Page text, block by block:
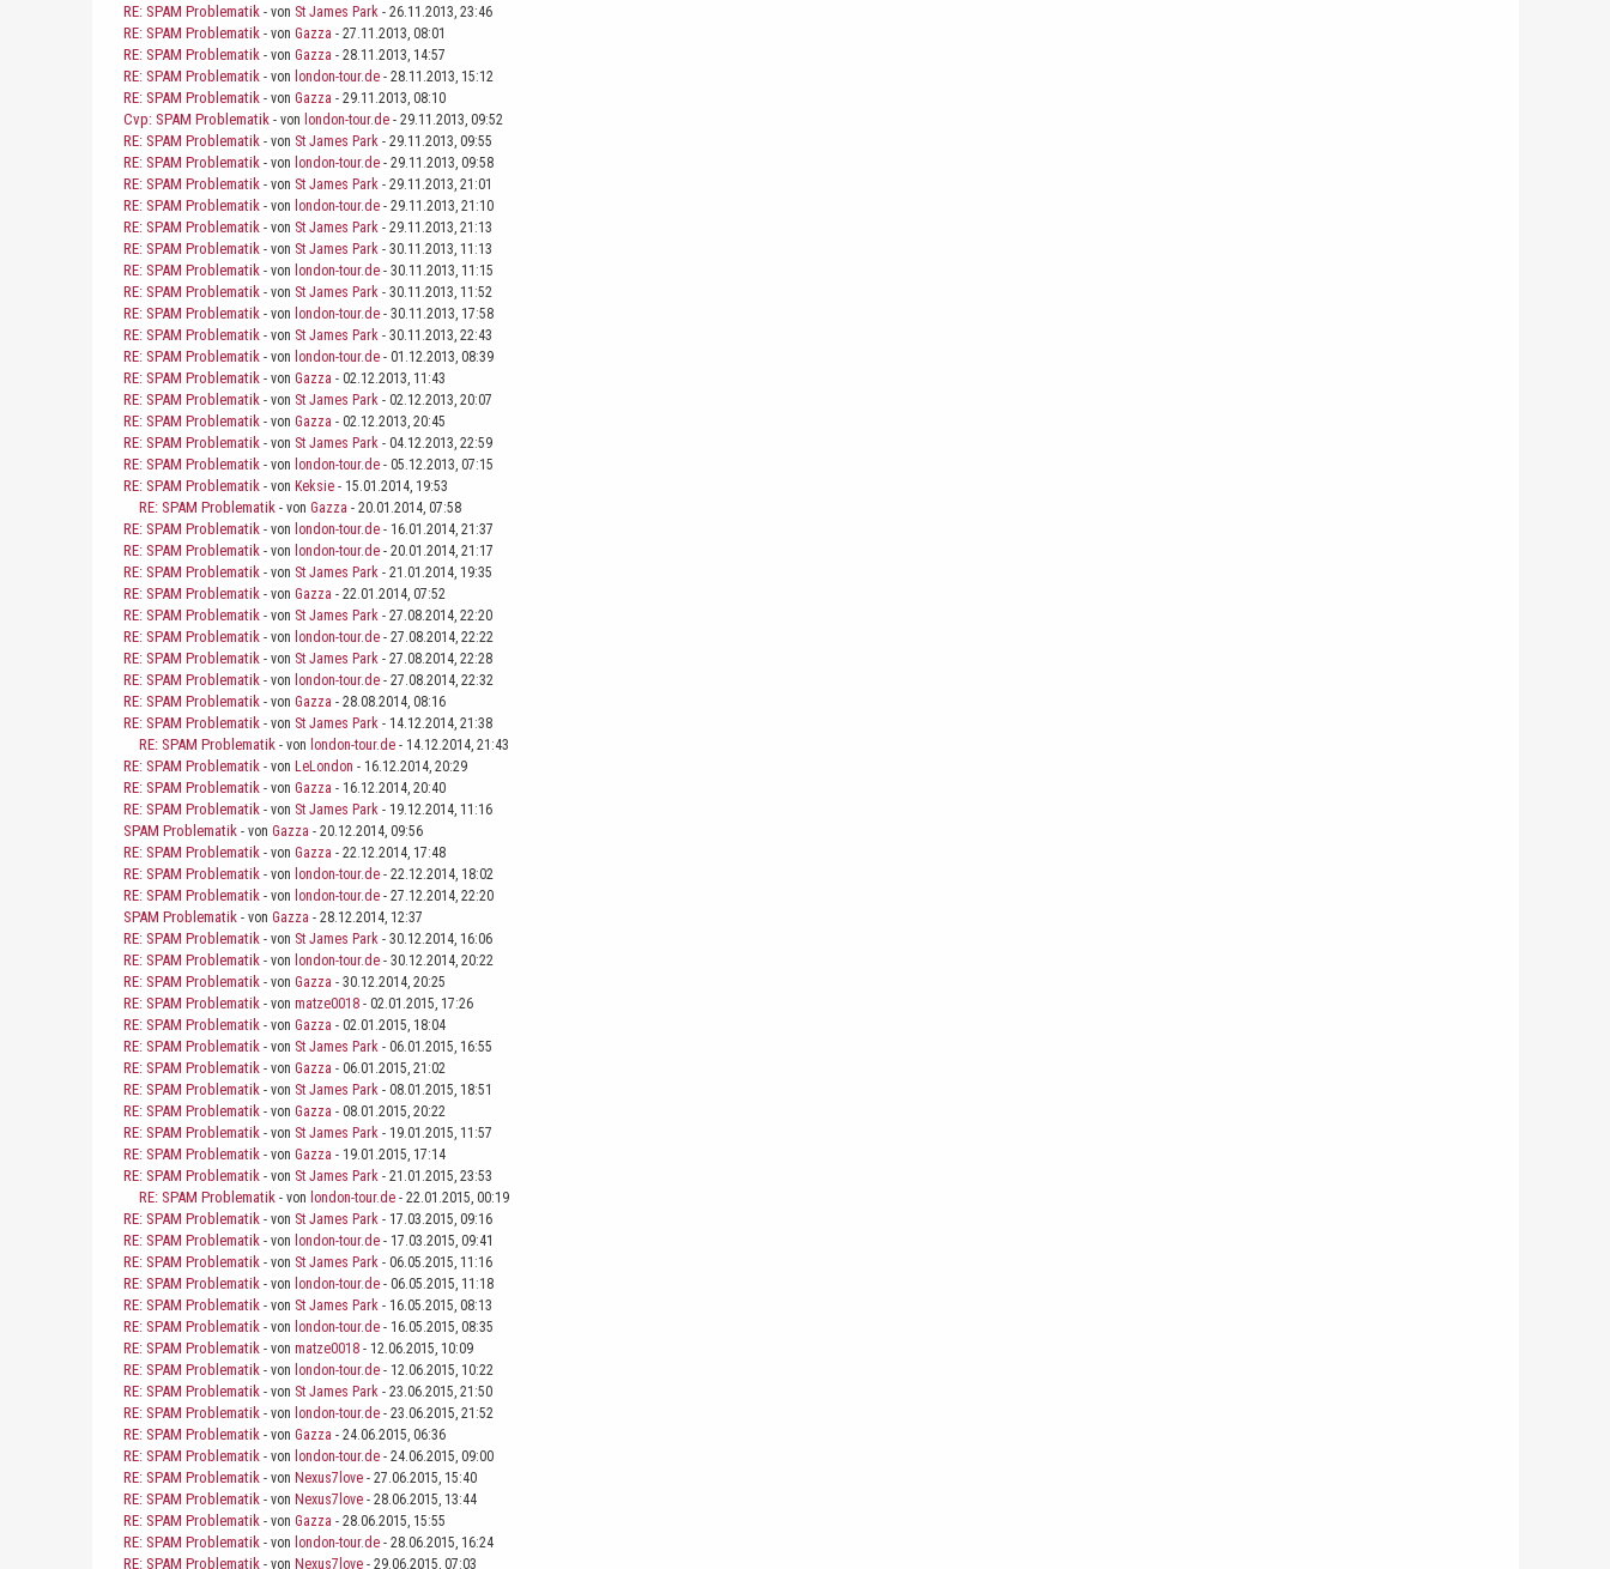
RE: SPAM Problematik - von St James Park- 26.11.2013, 23:46
RE: SPAM Problematik - von Gazza - 27.11.2013, 08:01
RE: SPAM Problematik - von Gazza - 28.11.2013, 14:57
RE: SPAM Problematik - von london-tour.de- 28.11.2013, 15:12
RE: SPAM Problematik - von Gazza - 29.11.2013, 08:10
Cvp: SPAM Problematik - von london-tour.de- 29.11.2013, 09:52
RE: SPAM Problematik - von St James Park- 29.11.2013, 09:55
RE: SPAM Problematik - von london-tour.de- 29.11.2013, 09:58
RE: SPAM Problematik - von St James Park- 29.11.2013, 21:01
RE: SPAM Problematik - von london-tour.de- 29.11.2013, 21:10
RE: SPAM Problematik - von St James Park- 29.11.2013, 21:13
RE: SPAM Problematik - von St James Park- 30.11.2013, 11:13
RE: SPAM Problematik - von london-tour.de- 30.11.2013, 11:15
RE: SPAM Problematik - von St James Park- 30.11.2013, 11:52
RE: SPAM Problematik - von london-tour.de- 30.11.2013, 17:58
RE: SPAM Problematik - von St James Park- 30.11.2013, 22:43
RE: SPAM Problematik - von london-tour.de- 01.12.2013, 08:39
RE: SPAM Problematik - von Gazza - 02.12.2013, 11:43
RE: SPAM Problematik - von St James Park- 02.12.2013, 20:07
RE: SPAM Problematik - von Gazza - 02.12.2013, 20:45
RE: SPAM Problematik - von St James Park- 04.12.2013, 22:59
RE: SPAM Problematik - von london-tour.de- 05.12.2013, 07:15
RE: SPAM Problematik - von Keksie- 15.01.2014, 19:53
RE: SPAM Problematik - von Gazza - 20.01.2014, 07:58
RE: SPAM Problematik - von london-tour.de- 16.01.2014, 21:37
RE: SPAM Problematik - von london-tour.de- 20.01.2014, 21:17
RE: SPAM Problematik - von St James Park- 21.01.2014, 19:35
RE: SPAM Problematik - von Gazza - 22.01.2014, 07:52
RE: SPAM Problematik - von St James Park- 27.08.2014, 22:20
RE: SPAM Problematik - von london-tour.de- 27.08.2014, 22:22
RE: SPAM Problematik - von St James Park- 27.08.2014, 22:28
RE: SPAM Problematik - von london-tour.de- 27.08.2014, 22:32
RE: SPAM Problematik - von Gazza - 28.08.2014, 08:16
RE: SPAM Problematik - von St James Park- 14.12.2014, 21:38
RE: SPAM Problematik - von london-tour.de- 14.12.2014, 21:43
RE: SPAM Problematik - von LeLondon - 16.12.2014, 20:29
RE: SPAM Problematik - von Gazza - 16.12.2014, 20:40
RE: SPAM Problematik - von St James Park- 19.12.2014, 11:16
SPAM Problematik - von Gazza - 20.12.2014, 09:56
RE: SPAM Problematik - von Gazza - 22.12.2014, 17:48
RE: SPAM Problematik - von london-tour.de- 22.12.2014, 18:02
RE: SPAM Problematik - von london-tour.de- 27.12.2014, 22:20
SPAM Problematik - von Gazza - 28.12.2014, 12:37
RE: SPAM Problematik - von St James Park- 30.12.2014, 16:06
RE: SPAM Problematik - von london-tour.de- 30.12.2014, 20:22
RE: SPAM Problematik - von Gazza - 30.12.2014, 20:25
RE: SPAM Problematik - von matze0018- 02.01.2015, 17:26
RE: SPAM Problematik - von Gazza - 02.01.2015, 18:04
RE: SPAM Problematik - von St James Park- 06.01.2015, 16:55
RE: SPAM Problematik - von Gazza - 06.01.2015, 21:02
RE: SPAM Problematik - von St James Park- 08.01.2015, 18:51
RE: SPAM Problematik - von Gazza - 08.01.2015, 20:22
RE: SPAM Problematik - von St James Park- 19.01.2015, 11:57
RE: SPAM Problematik - von Gazza - 19.01.2015, 17:14
RE: SPAM Problematik - von St James Park- 21.01.2015, 23:53
RE: SPAM Problematik - von london-tour.de- 22.01.2015, 00:19
RE: SPAM Problematik - von St James Park- 17.03.2015, 09:16
RE: SPAM Problematik - von london-tour.de- 17.03.2015, 09:41
RE: SPAM Problematik - von St James Park- 06.05.2015, 11:16
RE: SPAM Problematik - von london-tour.de- 06.05.2015, 11:18
RE: SPAM Problematik - von St James Park- 16.05.2015, 08:13
RE: SPAM Problematik - von london-tour.de- 16.05.2015, 08:35
RE: SPAM Problematik - von matze0018- 12.06.2015, 10:09
RE: SPAM Problematik - von london-tour.de- 12.06.2015, 10:22
RE: SPAM Problematik - von St James Park- 23.06.2015, 21:50
RE: SPAM Problematik - von london-tour.de- 23.06.2015, 21:52
RE: SPAM Problematik - von Gazza - 24.06.2015, 06:36
RE: SPAM Problematik - von london-tour.de- 24.06.2015, 09:00
RE: SPAM Problematik - von Nexus7love- 27.06.2015, 15:40
RE: SPAM Problematik - von Nexus7love- 28.06.2015, 13:44
RE: SPAM Problematik - von Gazza - 28.06.2015, 15:55
RE: SPAM Problematik - von london-tour.de- 28.06.2015, 16:24
RE: SPAM Problematik - von Nexus7love- 29.06.2015, 07:03